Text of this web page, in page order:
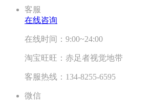
客服
在线咨询
在线时间：9:00~24:00
淘宝旺旺：赤足者视觉地带
客服热线：134-8255-6595
微信